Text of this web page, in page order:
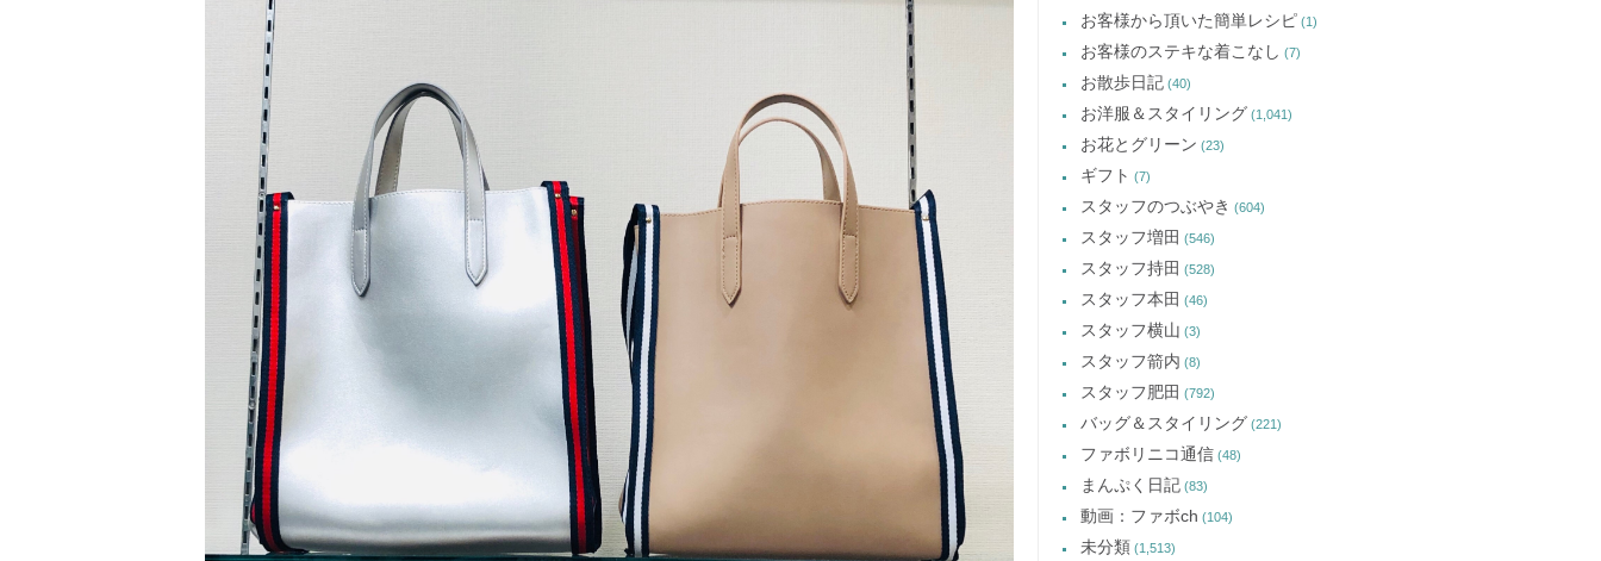
お客様から頂いた簡単レシピ (1)
お客様のステキな着こなし (7)
お散歩日記 (40)
お洋服＆スタイリング (1,041)
お花とグリーン (23)
ギフト (7)
スタッフのつぶやき (604)
スタッフ増田 (546)
スタッフ持田 (528)
スタッフ本田 (46)
スタッフ横山 (3)
スタッフ箭内 (8)
スタッフ肥田 (792)
バッグ＆スタイリング (221)
ファボリニコ通信 (48)
まんぷく日記 (83)
動画：ファボch (104)
未分類 (1,513)